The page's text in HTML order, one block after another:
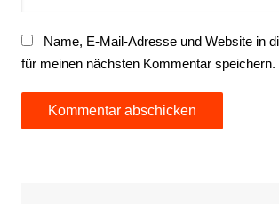
Name, E-Mail-Adresse und Website in
für meinen nächsten Kommentar speichern.